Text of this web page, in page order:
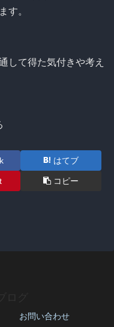
す。
して得た気付きや考え
はてブ
コピー
お問い合わせ